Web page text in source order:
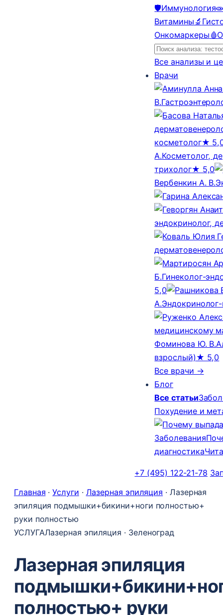
🛡️Иммунология
Витамины 🔬
Онкомаркеры 🩸
Все анализы и
Врачи
В.
косметолог★
А.Косметолог,
трихолог★ 5,0
Вербенкин А. В.
эндокринолог,
Б.Гинеколог-
5,0
А.
медицинскому
Фоминова Ю. В.
взрослый) ★ 5,0
Все врачи →
Блог
Все статьи
Похудение и
Заболевания
диагностика
+7 (495) 122-21-78
Главная ·Услуги · Лазерная эпиляция · Лазерная
эпиляция подмышки+бикини+ноги полностью+
руки полностью
УСЛУГАЛазерная эпиляция · Зеленоград
Лазерная эпиляция
полностью+ руки